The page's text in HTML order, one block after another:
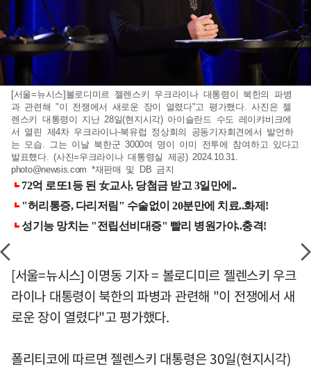
[서울=뉴시스]볼로디미르 젤렌스키 우크라이나 대통령이 북한의 파병
과 관련해 "이 전쟁에서 새로운 장이 열렸다"고 평가했다. 사진은 젤
렌스키 대통령이 지난 28일(현지시각) 아이슬란드 수도 레이캬비크에
서 열린 제4차 우크라이나-북유럽 정상회의 공동기자회견에서 발언하
는 모습. 그는 이날 북한군 3000여 명이 이미 전투에 참여하고 있다고
발표했다. (사진=우크라이나 대통령실 제공) 2024.10.31.
photo@newsis.com *재판매 및 DB 금지
[서울=뉴시스] 이명동 기자 = 볼로디미르 젤렌스키 우크
라이나 대통령이 북한의 파병과 관련해 "이 전쟁에서 새
로운 장이 열렸다"고 평가했다.
폴리티코에 따르면 젤렌스키 대통령은 30일(현지시각)